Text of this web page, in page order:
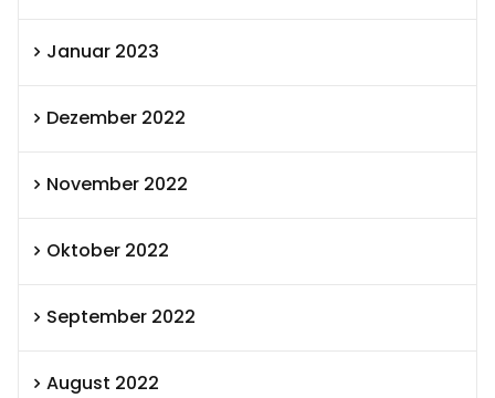
Januar 2023
Dezember 2022
November 2022
Oktober 2022
September 2022
August 2022